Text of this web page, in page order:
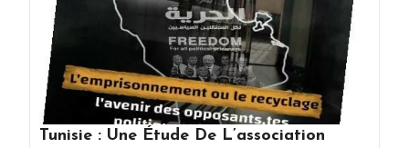
Tunisie : Une Étude De L’association